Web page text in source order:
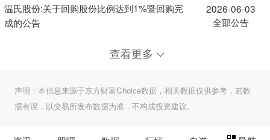
温氏股份:关于回购股份比例达到1%暨回购完
成的公告
2026-06-03
全部公告
查看更多
声明：本信息来源于东方财富Choice数据，相关数据仅供参考，若数
据有误，以交易所发布数据为准，不构成投资建议。